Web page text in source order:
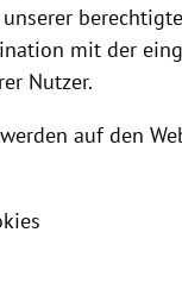
mit der
Nutzer.
werden auf den